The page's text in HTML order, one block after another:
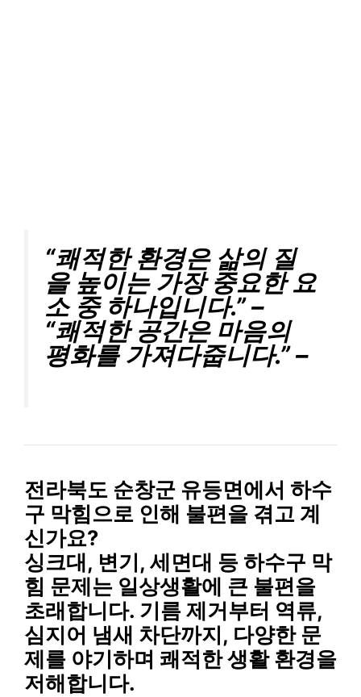
“쾌적한 환경은 삶의 질
을 높이는 가장 중요한 요
소 중 하나입니다.” –
“쾌적한 공간은 마음의
평화를 가져다줍니다.” –
전라북도 순창군 유등면에서 하수
구 막힘으로 인해 불편을 겪고 계
신가요?
싱크대, 변기, 세면대 등 하수구 막
힘 문제는 일상생활에 큰 불편을
초래합니다. 기름 제거부터 역류,
심지어 냄새 차단까지, 다양한 문
제를 야기하며 쾌적한 생활 환경을
저해합니다.